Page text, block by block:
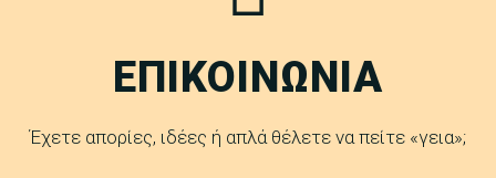
ΕΠΙΚΟΙΝΩΝΙΑ
Έχετε απορίες, ιδέες ή απλά θέλετε να πείτε «γεια»;